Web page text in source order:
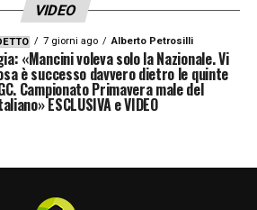
VIDEO
7 giorni ago Alberto Petrosilli
«Mancini voleva solo la Nazionale. Vi
è successo davvero dietro le quinte
Campionato Primavera male del
ESCLUSIVA e VIDEO